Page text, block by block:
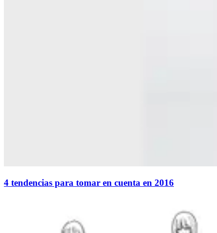
4 tendencias para tomar en cuenta en 2016